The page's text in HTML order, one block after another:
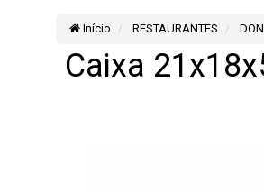
Início RESTAURANTES
Caixa